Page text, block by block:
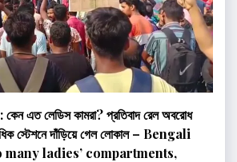
এত লেডিস কামরা? প্রতিবাদ রেল অবরোধ
স্টেশনে দাঁড়িয়ে গেল লোকাল – Bengali
many ladies’ compartments,